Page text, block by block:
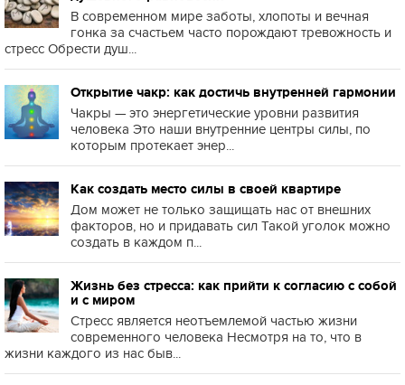
В современном мире заботы, хлопоты и вечная
гонка за счастьем часто порождают тревожность и
стресс Обрести душ...
Открытие чакр: как достичь внутренней гармонии
Чакры — это энергетические уровни развития
человека Это наши внутренние центры силы, по
которым протекает энер...
Как создать место силы в своей квартире
Дом может не только защищать нас от внешних
факторов, но и придавать сил Такой уголок можно
создать в каждом п...
Жизнь без стресса: как прийти к согласию с собой
и с миром
Стресс является неотъемлемой частью жизни
современного человека Несмотря на то, что в
жизни каждого из нас быв...